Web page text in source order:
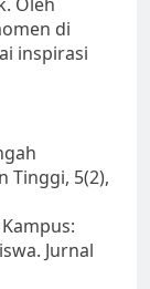
di
inspirasi
Tinggi, 5(2),
Jurnal